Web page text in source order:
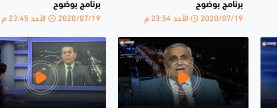
برنامج بوضوح
2020/07/19 الأحد 23:54 م
برنامج بوضوح
2020/07/19 الأحد 23:45 م